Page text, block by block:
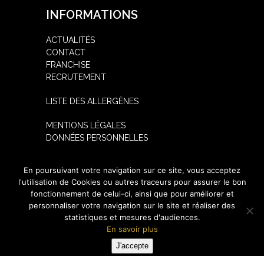
INFORMATIONS
ACTUALITÉS
CONTACT
FRANCHISE
RECRUTEMENT
LISTE DES ALLERGÈNES
MENTIONS LÉGALES
DONNÉES PERSONNELLES
2026 - Tous droits réservés -
En poursuivant votre navigation sur ce site, vous acceptez
l'utilisation de Cookies ou autres traceurs pour assurer le bon
fonctionnement de celui-ci, ainsi que pour améliorer et
personnaliser votre navigation sur le site et réaliser des
statistiques et mesures d'audiences.
En savoir plus
J'accepte